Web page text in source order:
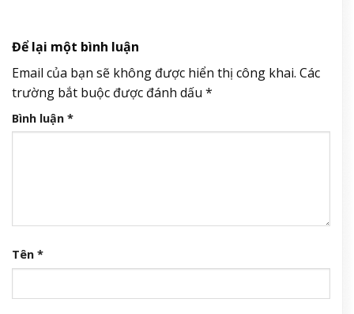
Để lại một bình luận
Email của bạn sẽ không được hiển thị công khai. Các
trường bắt buộc được đánh dấu *
Bình luận *
Tên *